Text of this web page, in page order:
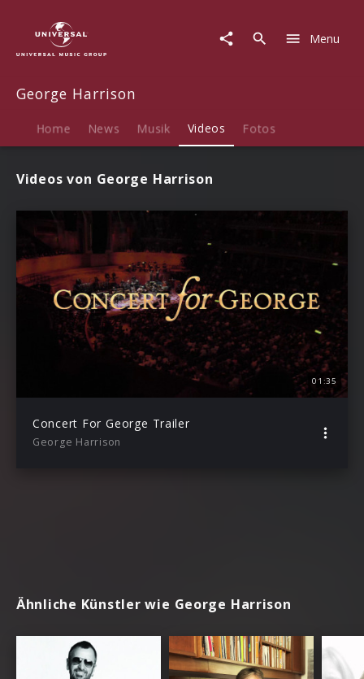
Videos
Menu
George Harrison
Home News Musik Videos Fotos
Videos von George Harrison
01:35
Concert For George Trailer
George Harrison
Ähnliche Künstler wie George Harrison